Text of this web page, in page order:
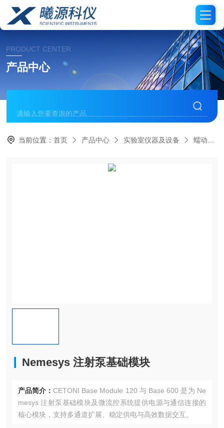
PRODUCT CENTER
产品中心
当前位置：首页 产品中心 实验室仪器及设备 蠕动泵
Nemesys 注射泵基础模块
产品简介： CETONI Base Module 120 与 Base 600 是为 Ne
mesys 注射泵基础模块及微流控系统提供电源与通信连接的
核心模块，支持多通道扩展、稳定供电与高效数据交互。